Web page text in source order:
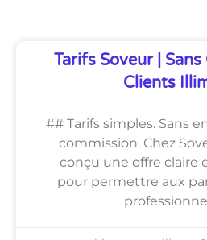
Tarifs Soveur | Sans
Clients
## Tarifs simples. Sans
commission. Chez
conçu une offre claire
pour permettre aux